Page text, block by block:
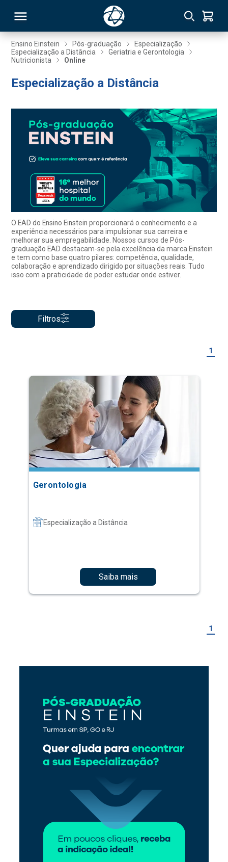
Ensino Einstein Pós-graduação
Especialização
Especialização a Distância
Geriatria e Gerontologia
Nutricionista
Online
Especialização a Distância
O EAD do Ensino Einstein proporcionará o conhecimento e a
experiência necessários para impulsionar sua carreira e
melhorar sua empregabilidade. Nossos cursos de Pós-
graduação EAD destacam-se pela excelência da marca Einstein
e tem como base quatro pilares: competência, qualidade,
colaboração e aprendizado dirigido por situações reais. Tudo
isso com a praticidade de poder estudar onde estiver.
Filtros
1
Gerontologia
Especialização a Distância
Saiba mais
1